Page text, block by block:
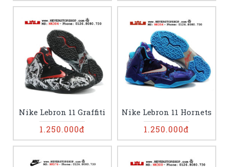
Nike Lebron 11 Graffiti
1.250.000đ
Nike Lebron 11 Hornets
1.250.000đ